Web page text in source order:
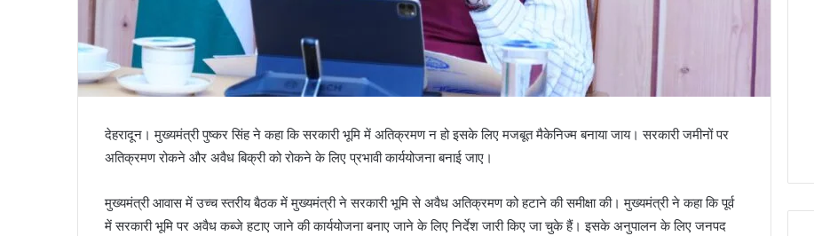
देहरादून। मुख्यमंत्री पुष्कर सिंह ने कहा कि सरकारी भूमि में अतिक्रमण न हो इसके लिए मजबूत मैकेनिज्म बनाया जाय। सरकारी जमीनों पर
अतिक्रमण रोकने और अवैध बिक्री को रोकने के लिए प्रभावी कार्ययोजना बनाई जाए।
मुख्यमंत्री आवास में उच्च स्तरीय बैठक में मुख्यमंत्री ने सरकारी भूमि से अवैध अतिक्रमण को हटाने की समीक्षा की। मुख्यमंत्री ने कहा कि पूर्व
में सरकारी भूमि पर अवैध कब्जे हटाए जाने की कार्ययोजना बनाए जाने के लिए निर्देश जारी किए जा चुके हैं। इसके अनुपालन के लिए जनपद